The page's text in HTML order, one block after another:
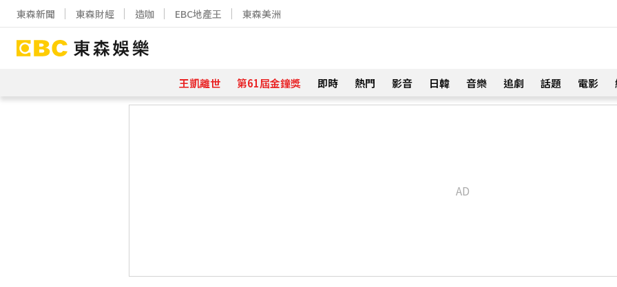
東森新聞 東森財經 造咖 EBC地產王 東森美洲
王凱離世 第61屆金鐘獎 即時 熱門 影音 日韓 音樂 追劇 話題 電影